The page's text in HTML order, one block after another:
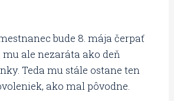
bude 8. mája čerpať
mu ale nezaráta ako deň
Teda mu stále ostane ten
ako mal pôvodne.